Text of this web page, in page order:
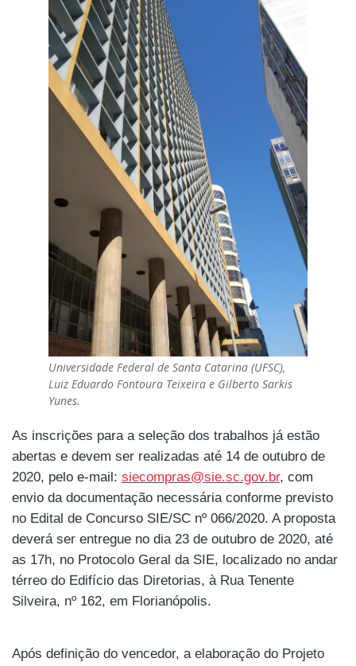
Universidade Federal de Santa Catarina (UFSC),
Luiz Eduardo Fontoura Teixeira e Gilberto Sarkis
Yunes.
As inscrições para a seleção dos trabalhos já estão
abertas e devem ser realizadas até 14 de outubro de
2020, pelo e-mail: siecompras@sie.sc.gov.br, com
envio da documentação necessária conforme previsto
no Edital de Concurso SIE/SC nº 066/2020. A proposta
deverá ser entregue no dia 23 de outubro de 2020, até
as 17h, no Protocolo Geral da SIE, localizado no andar
térreo do Edifício das Diretorias, à Rua Tenente
Silveira, nº 162, em Florianópolis.
Após definição do vencedor, a elaboração do Projeto